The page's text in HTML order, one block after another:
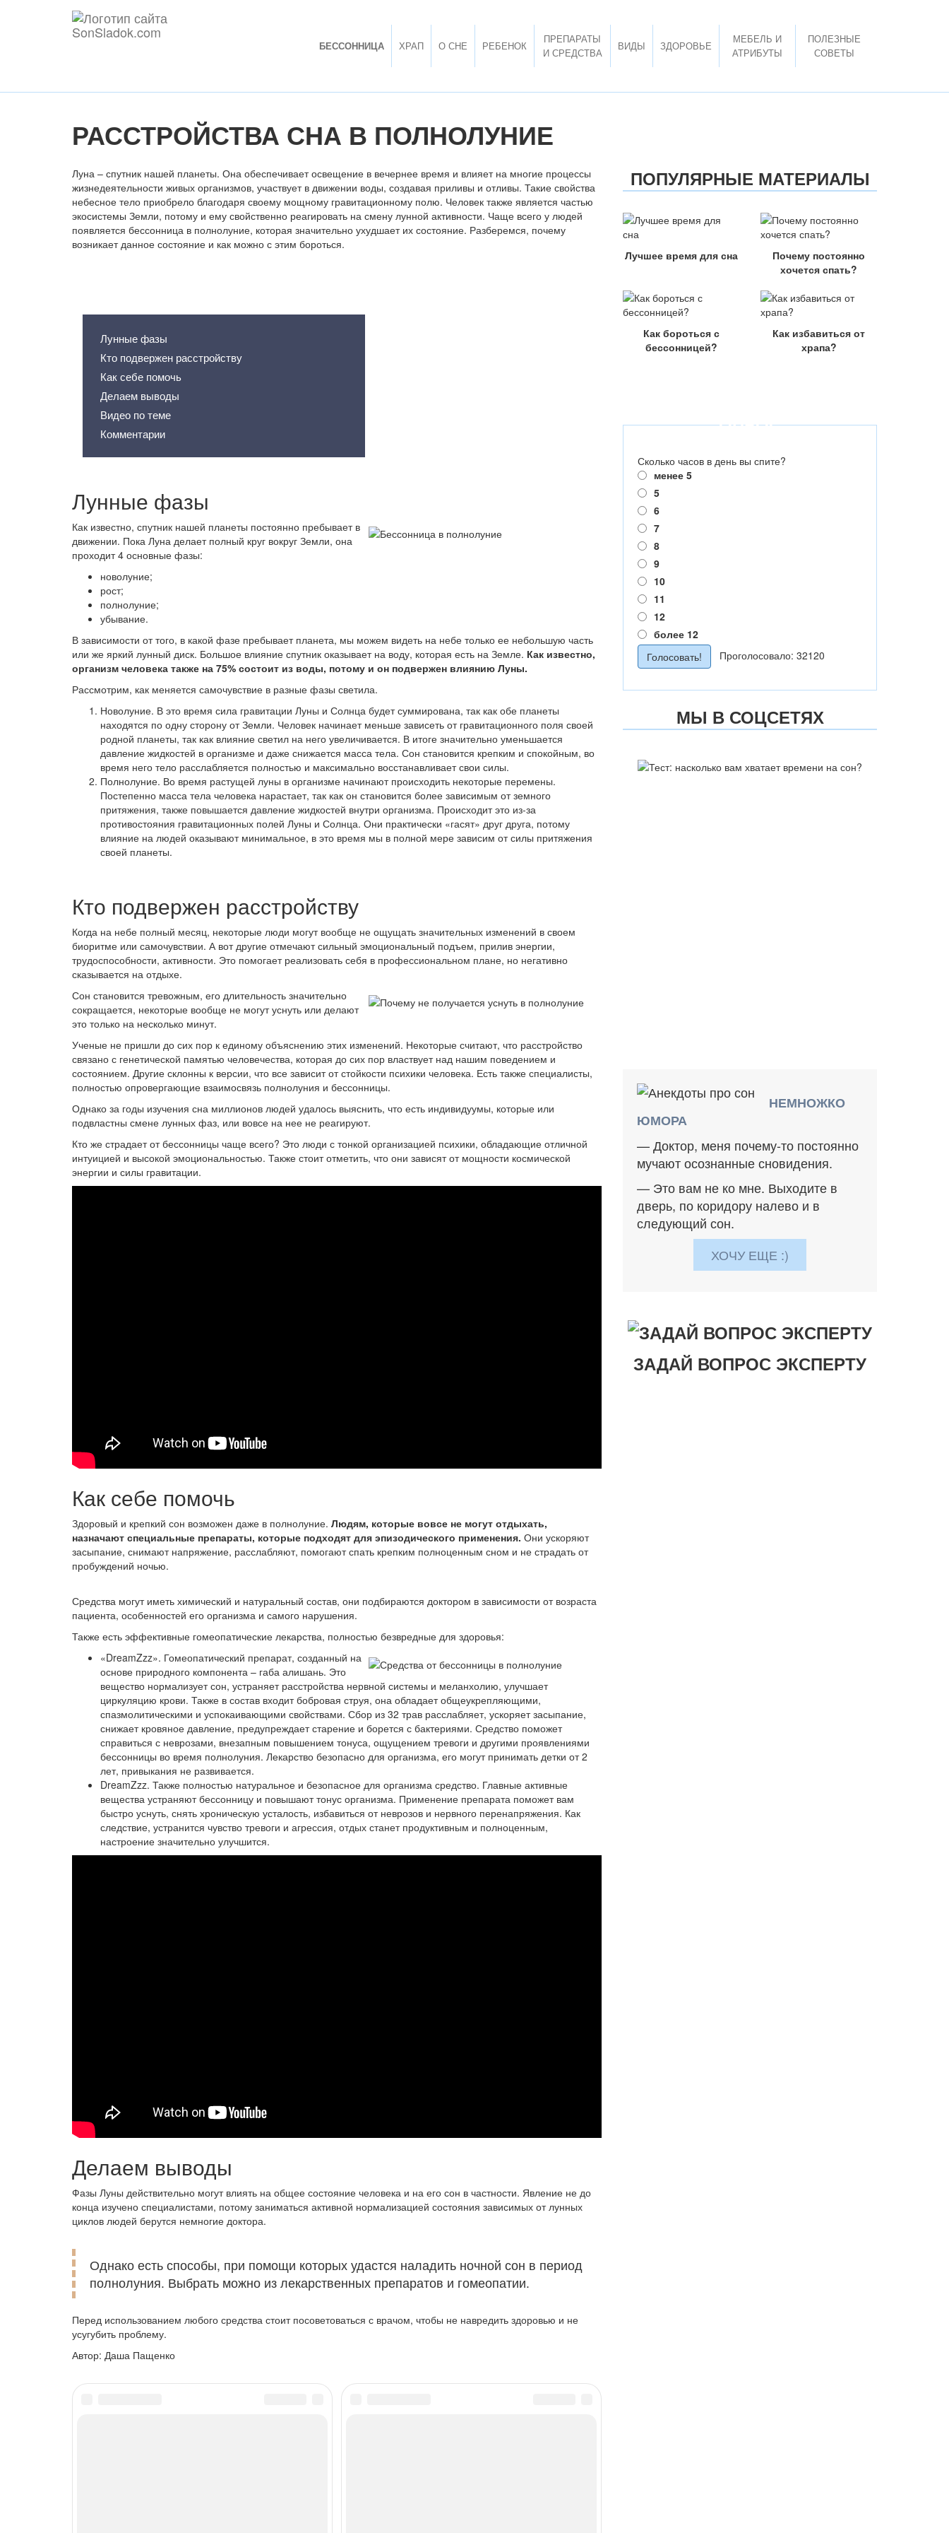
БЕССОННИЦА ХРАП О СНЕ РЕБЕНОК
ПРЕПАРАТЫ
И СРЕДСТВА
ВИДЫ ЗДОРОВЬЕ
МЕБЕЛЬ И
АТРИБУТЫ
ПОЛЕЗНЫЕ
СОВЕТЫ
РАССТРОЙСТВА СНА В ПОЛНОЛУНИЕ
Луна – спутник нашей планеты. Она обеспечивает освещение в вечернее время и влияет на многие процессы
жизнедеятельности живых организмов, участвует в движении воды, создавая приливы и отливы. Такие свойства
небесное тело приобрело благодаря своему мощному гравитационному полю. Человек также является частью
экосистемы Земли, потому и ему свойственно реагировать на смену лунной активности. Чаще всего у людей
появляется бессонница в полнолуние, которая значительно ухудшает их состояние. Разберемся, почему
возникает данное состояние и как можно с этим бороться.
Лунные фазы
Кто подвержен расстройству
Как себе помочь
Делаем выводы
Видео по теме
Комментарии
Лунные фазы
Как известно, спутник нашей планеты постоянно пребывает в
движении. Пока Луна делает полный круг вокруг Земли, она
проходит 4 основные фазы:
новолуние;
рост;
полнолуние;
убывание.
В зависимости от того, в какой фазе пребывает планета, мы можем видеть на небе только ее небольшую часть
или же яркий лунный диск. Большое влияние спутник оказывает на воду, которая есть на Земле. Как известно,
организм человека также на 75% состоит из воды, потому и он подвержен влиянию Луны.
Рассмотрим, как меняется самочувствие в разные фазы светила.
Новолуние. В это время сила гравитации Луны и Солнца будет суммирована, так как обе планеты
находятся по одну сторону от Земли. Человек начинает меньше зависеть от гравитационного поля своей
родной планеты, так как влияние светил на него увеличивается. В итоге значительно уменьшается
давление жидкостей в организме и даже снижается масса тела. Сон становится крепким и спокойным, во
время него тело расслабляется полностью и максимально восстанавливает свои силы.
Полнолуние. Во время растущей луны в организме начинают происходить некоторые перемены.
Постепенно масса тела человека нарастает, так как он становится более зависимым от земного
притяжения, также повышается давление жидкостей внутри организма. Происходит это из-за
противостояния гравитационных полей Луны и Солнца. Они практически «гасят» друг друга, потому
влияние на людей оказывают минимальное, в это время мы в полной мере зависим от силы притяжения
своей планеты.
Кто подвержен расстройству
Когда на небе полный месяц, некоторые люди могут вообще не ощущать значительных изменений в своем
биоритме или самочувствии. А вот другие отмечают сильный эмоциональный подъем, прилив энергии,
трудоспособности, активности. Это помогает реализовать себя в профессиональном плане, но негативно
сказывается на отдыхе.
Сон становится тревожным, его длительность значительно
сокращается, некоторые вообще не могут уснуть или делают
это только на несколько минут.
Ученые не пришли до сих пор к единому объяснению этих изменений. Некоторые считают, что расстройство
связано с генетической памятью человечества, которая до сих пор властвует над нашим поведением и
состоянием. Другие склонны к версии, что все зависит от стойкости психики человека. Есть также специалисты,
полностью опровергающие взаимосвязь полнолуния и бессонницы.
Однако за годы изучения сна миллионов людей удалось выяснить, что есть индивидуумы, которые или
подвластны смене лунных фаз, или вовсе на нее не реагируют.
Кто же страдает от бессонницы чаще всего? Это люди с тонкой организацией психики, обладающие отличной
интуицией и высокой эмоциональностью. Также стоит отметить, что они зависят от мощности космической
энергии и силы гравитации.
Как себе помочь
Здоровый и крепкий сон возможен даже в полнолуние. Людям, которые вовсе не могут отдыхать,
назначают специальные препараты, которые подходят для эпизодического применения. Они ускоряют
засыпание, снимают напряжение, расслабляют, помогают спать крепким полноценным сном и не страдать от
пробуждений ночью.
Средства могут иметь химический и натуральный состав, они подбираются доктором в зависимости от возраста
пациента, особенностей его организма и самого нарушения.
Также есть эффективные гомеопатические лекарства, полностью безвредные для здоровья:
«DreamZzz». Гомеопатический препарат, созданный на
основе природного компонента – габа алишань. Это
вещество нормализует сон, устраняет расстройства нервной системы и меланхолию, улучшает
циркуляцию крови. Также в состав входит бобровая струя, она обладает общеукрепляющими,
спазмолитическими и успокаивающими свойствами. Сбор из 32 трав расслабляет, ускоряет засыпание,
снижает кровяное давление, предупреждает старение и борется с бактериями. Средство поможет
справиться с неврозами, внезапным повышением тонуса, ощущением тревоги и другими проявлениями
бессонницы во время полнолуния. Лекарство безопасно для организма, его могут принимать детки от 2
лет, привыкания не развивается.
DreamZzz. Также полностью натуральное и безопасное для организма средство. Главные активные
вещества устраняют бессонницу и повышают тонус организма. Применение препарата поможет вам
быстро уснуть, снять хроническую усталость, избавиться от неврозов и нервного перенапряжения. Как
следствие, устранится чувство тревоги и агрессия, отдых станет продуктивным и полноценным,
настроение значительно улучшится.
Делаем выводы
Фазы Луны действительно могут влиять на общее состояние человека и на его сон в частности. Явление не до
конца изучено специалистами, потому заниматься активной нормализацией состояния зависимых от лунных
циклов людей берутся немногие доктора.
Однако есть способы, при помощи которых удастся наладить ночной сон в период
полнолуния. Выбрать можно из лекарственных препаратов и гомеопатии.
Перед использованием любого средства стоит посоветоваться с врачом, чтобы не навредить здоровью и не
усугубить проблему.
Автор: Даша Пащенко
ПОПУЛЯРНЫЕ МАТЕРИАЛЫ
Лучшее время для сна
Почему постоянно
хочется спать?
Как бороться с
бессонницей?
Как избавиться от
храпа?
ОПРОС
Сколько часов в день вы спите?
менее 5
5
6
7
8
9
10
11
12
более 12
Проголосовало: 32120
МЫ В СОЦСЕТЯХ
НЕМНОЖКО
ЮМОРА
— Доктор, меня почему-то постоянно
мучают осознанные сновидения.
— Это вам не ко мне. Выходите в
дверь, по коридору налево и в
следующий сон.
ХОЧУ ЕЩЕ :)
ЗАДАЙ ВОПРОС ЭКСПЕРТУ